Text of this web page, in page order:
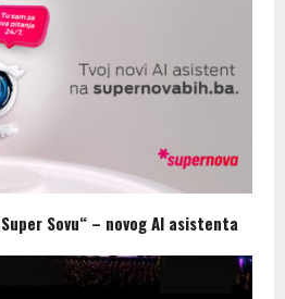
Sovu“ – novog AI asistenta